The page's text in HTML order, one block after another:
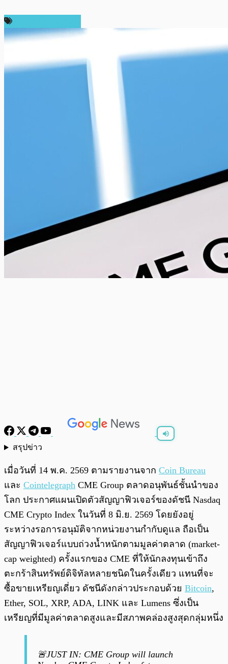
สรุปข่าว
เมื่อวันที่ 14 พ.ค. 2569 ตามรายงานจาก Coin Bureau
และ Cointelegraph CME Group ตลาดอนุพันธ์ชั้นนำของ
โลก ประกาศแผนเปิดตัวสัญญาฟิวเจอร์ของดัชนี Nasdaq
CME Crypto Index ในวันที่ 8 มิ.ย. 2569 โดยยังอยู่
ระหว่างรอการอนุมัติจากหน่วยงานกำกับดูแล ถือเป็น
สัญญาฟิวเจอร์แบบถ่วงน้ำหนักตามมูลค่าตลาด (market-
cap weighted) ครั้งแรกของ CME ที่ให้นักลงทุนเข้าถึง
ตะกร้าสินทรัพย์ดิจิทัลหลายชนิดในครั้งเดียว แทนที่จะ
ซื้อขายเหรียญเดี่ยว ดัชนีดังกล่าวประกอบด้วย Bitcoin,
Ether, SOL, XRP, ADA, LINK และ Lumens ซึ่งเป็น
เหรียญที่มีมูลค่าตลาดสูงและมีสภาพคล่องสูงสุดกลุ่มหนึ่ง
🚨JUST IN: CME Group will launch